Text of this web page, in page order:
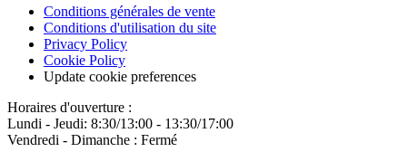
Conditions générales de vente
Conditions d'utilisation du site
Privacy Policy
Cookie Policy
Update cookie preferences
Horaires d'ouverture :
Lundi - Jeudi: 8:30/13:00 - 13:30/17:00
Vendredi - Dimanche : Fermé